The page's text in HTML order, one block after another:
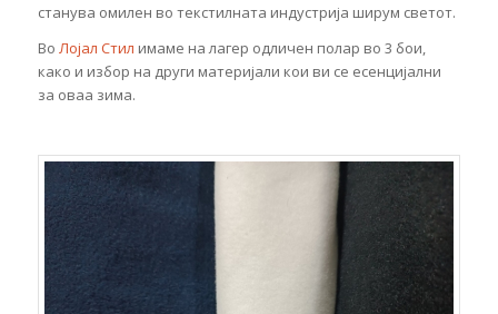
станува омилен во текстилната индустрија ширум светот.
Во Лојал Стил имаме на лагер одличен полар во 3 бои,
како и избор на други материјали кои ви се есенцијални
за оваа зима.